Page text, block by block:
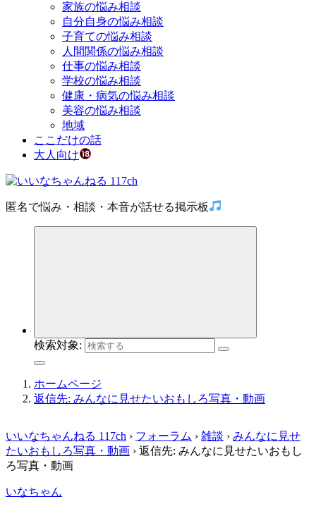
家族の悩み相談
自分自身の悩み相談
子育ての悩み相談
人間関係の悩み相談
仕事の悩み相談
学校の悩み相談
健康・病気の悩み相談
美容の悩み相談
地域
ここだけの話
大人向け
匿名で悩み・相談・本音が話せる掲示板
検索対象:
ホームページ
返信先: みんなに見せたいおもしろ写真・動画
いいなちゃんねる 117ch › フォーラム › 雑談 › みんなに見せ
たいおもしろ写真・動画 › 返信先: みんなに見せたいおもし
ろ写真・動画
いなちゃん